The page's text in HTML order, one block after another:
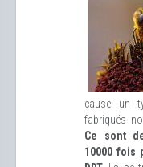
cause un
fabriqués
Ce sont
10000 fois